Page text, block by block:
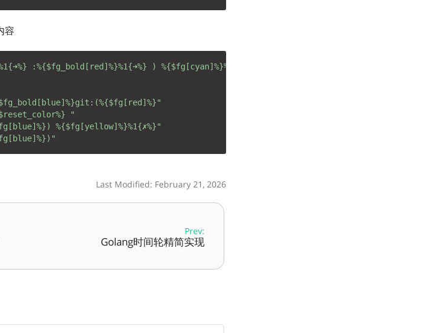
容
:%{$fg_bold[red]%}%1{➜%} ) %{$fg[cyan]%}%~%{$reset_color%}"
"
%{$fg[yellow]%}%1{✗%}"
Last Modified: February 21, 2026
Prev:
Golang时间轮精简实现